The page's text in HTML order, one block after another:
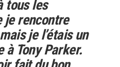
tous les
je rencontre
je l’étais un
à Tony Parker.